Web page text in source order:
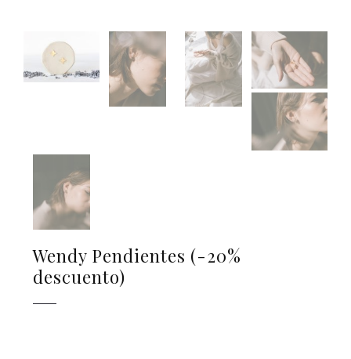
Wendy Pendientes (-20%
descuento)